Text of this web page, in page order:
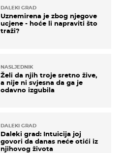
DALEKI GRAD
Uznemirena je zbog njegove
ucjene - hoće li napraviti što
traži?
NASLJEDNIK
Želi da njih troje sretno žive,
a nije ni svjesna da ga je
odavno izgubila
DALEKI GRAD
Daleki grad: Intuicija joj
govori da danas neće otići iz
njihovog života